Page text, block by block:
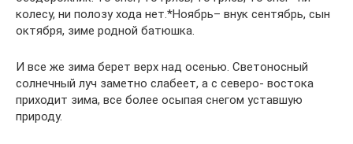
колесу, ни полозу хода нет.*Ноябрь– внук сентябрь, сын
октября, зиме родной батюшка.
И все же зима берет верх над осенью. Светоносный
солнечный луч заметно слабеет, а с северо- востока
приходит зима, все более осыпая снегом уставшую
природу.